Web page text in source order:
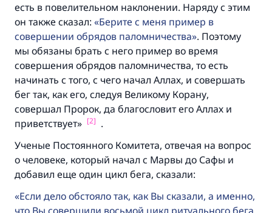
есть в повелительном наклонении. Наряду с этим
он также сказал:
Берите с меня пример в
совершении обрядов паломничества . Поэтому
мы обязаны брать с него пример во время
совершения обрядов паломничества, то есть
начинать с того, с чего начал Аллах, и совершать
бег так, как его, следуя Великому Корану,
совершал Пророк, да благословит его Аллах и
приветствует» [2] .
Ученые Постоянного Комитета, отвечая на вопрос
о человеке, который начал с Марвы до Сафы и
добавил еще один цикл бега, сказали:
Если дело обстояло так, как Вы сказали, а именно,